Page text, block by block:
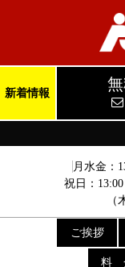
月水金：
祝日：
（
新着情報
ご挨拶
料